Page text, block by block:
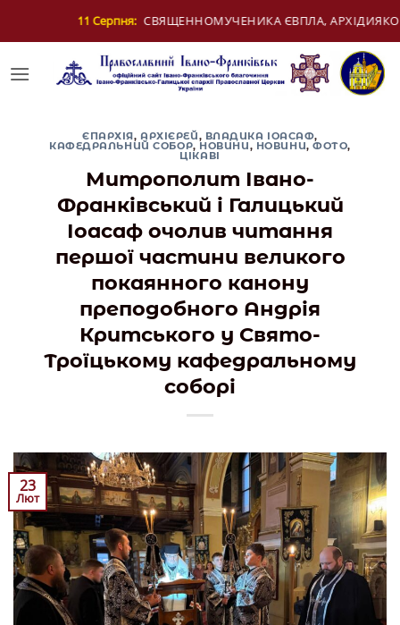
ЄВПЛА, АРХІДИЯКОНА 12 Серпня:
ЄПАРХІЯ, АРХІЄРЕЙ, ВЛАДИКА ІОАСАФ,
КАФЕДРАЛЬНИЙ СОБОР, НОВИНИ, НОВИНИ,ФОТО,
ЦІКАВІ
Митрополит Івано-
Франківський і Галицький
Іоасаф очолив читання
першої частини великого
покаянного канону
преподобного Андрія
Критського у Свято-
Троїцькому кафедральному
соборі
23
Лют